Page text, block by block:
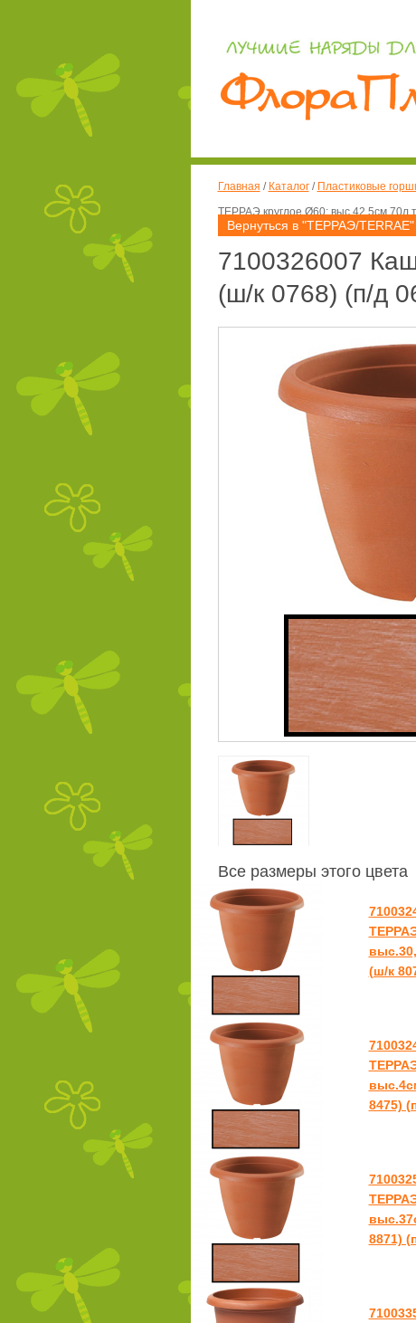
Главная / Каталог/ Пластиковые
ТЕРРАЭ круглое Ø60; выс.42,5см 70л
Вернуться в "ТЕРРАЭ/TERRAE"
7100326007
(ш/к 0768) (п/д
Все размеры этого цвета
(ш/к
8475)
8871)